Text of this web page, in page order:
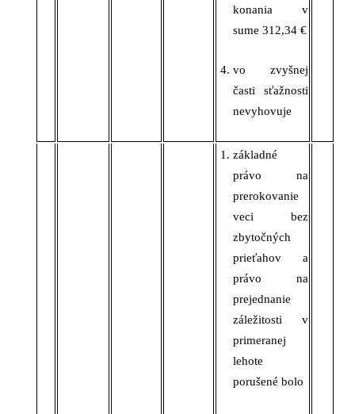
konania v
sume 312,34 €
vo zvyšnej
časti sťažnosti
nevyhovuje
základné
právo na
prerokovanie
veci bez
zbytočných
prieťahov a
právo na
prejednanie
záležitosti v
primeranej
lehote
porušené bolo